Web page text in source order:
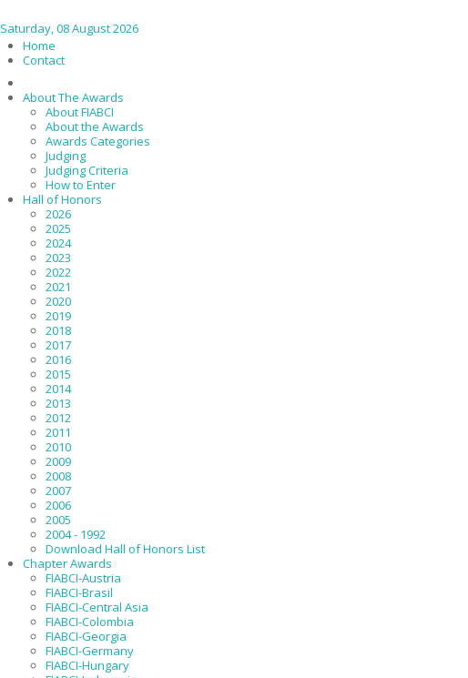
Saturday, 08 August 2026
Home
Contact
About The Awards
About FIABCI
About the Awards
Awards Categories
Judging
Judging Criteria
How to Enter
Hall of Honors
2026
2025
2024
2023
2022
2021
2020
2019
2018
2017
2016
2015
2014
2013
2012
2011
2010
2009
2008
2007
2006
2005
2004 - 1992
Download Hall of Honors List
Chapter Awards
FIABCI-Austria
FIABCI-Brasil
FIABCI-Central Asia
FIABCI-Colombia
FIABCI-Georgia
FIABCI-Germany
FIABCI-Hungary